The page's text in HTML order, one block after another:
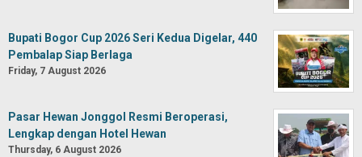
Bupati Bogor Cup 2026 Seri Kedua Digelar, 440
Pembalap Siap Berlaga
Friday, 7 August 2026
Pasar Hewan Jonggol Resmi Beroperasi,
Lengkap dengan Hotel Hewan
Thursday, 6 August 2026